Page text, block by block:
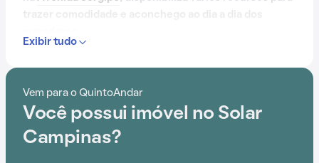
Contando com portaria 24 horas, elevador, academia,
encanado, churrasqueira, playground, sauna, salão de
jogos, brinquedoteca e espaço gourmet na área
comum, o Condomínio Solar Campinas é preparado
Exibir tudo
Vem para o QuintoAndar
Você possui imóvel no Solar
Campinas?